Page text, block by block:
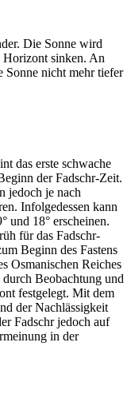
Die Sonne wird
Horizont sinken. An
Sonne nicht mehr tiefer
das erste schwache
der Fadschr-Zeit.
jedoch je nach
Infolgedessen kann
und 18° erscheinen.
für das Fadschr-
Beginn des Fastens
Osmanischen Reiches
Beobachtung und
festgelegt. Mit dem
der Nachlässigkeit
Fadschr jedoch auf
in der